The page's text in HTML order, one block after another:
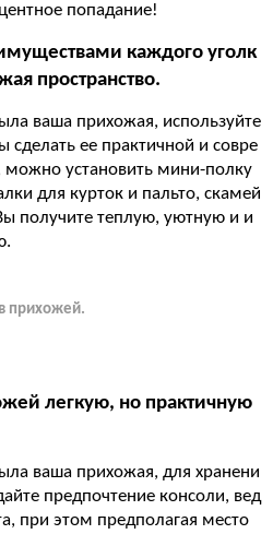
попадание!
каждого уголк
пространство.
ваша прихожая, используйте
сделать ее практичной и совре
установить мини-полку
для курток и пальто, скамей
получите теплую, уютную и и
прихожей.
легкую, но практичную
ваша прихожая, для хранени
предпочтение консоли, вед
при этом предполагая место